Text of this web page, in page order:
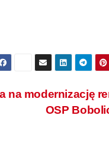
na modernizację
OSP